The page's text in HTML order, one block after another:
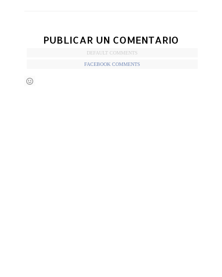
PUBLICAR UN COMENTARIO
DEFAULT COMMENTS
FACEBOOK COMMENTS